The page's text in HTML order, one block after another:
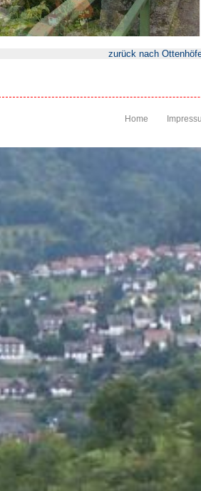
zurück nach
Home